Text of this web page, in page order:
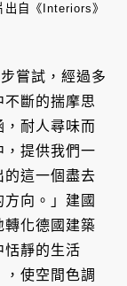
自《Interiors》
嘗試，經過多
斷的揣摩思
耐人尋味而
，提供我們一
的這一個盡去
向。」建國
轉化德國建築
恬靜的生活
使空間色調